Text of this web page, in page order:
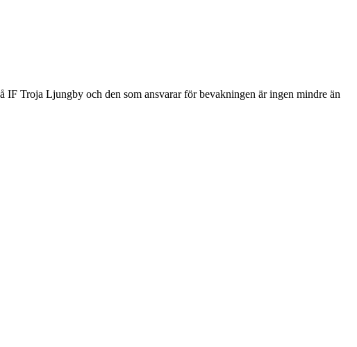
Troja Ljungby och den som ansvarar för bevakningen är ingen mindre än